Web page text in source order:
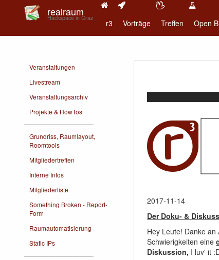
realraum
Hackspace in Graz
r3 Vorträge Treffen Open
Veranstaltungen
Livestream
Veranstaltungsarchiv
Projekte & HowTos
———————————-
Grundriss, Raumlayout,
Roomtools
Mitgliedertreffen
Interne Infos
Mitgliederliste
Something Broken - Report-
Form
Raumautomatisierung
Static IPs
———————————-
2017-11-14
Der Doku- &
Hey Leute! Danke
Schwierigkeiten eine
Diskussion, I luv' it